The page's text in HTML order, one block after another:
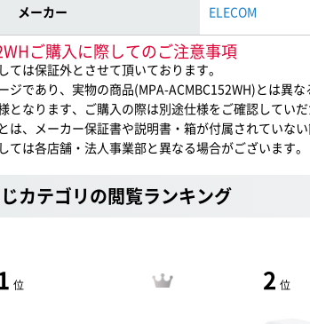
メーカー ELECOM
ご購入に際してのご注意事項
は保証外とさせて頂いております。
であり、実物の商品(MPA-ACMBC152WH)とは異な
なります、ご購入の際は別途仕様をご確認していだ
、メーカー保証書や説明書・箱が付属されていない
は各店舗・法人事業部と異なる場合がございます。
カテゴリの閲覧ランキング
位 2 位